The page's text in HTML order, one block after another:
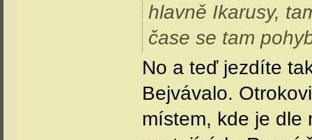
hlavně Ikarusy,
čase se tam
No a teď jezdíte
Bejvávalo.
místem, kde je dle